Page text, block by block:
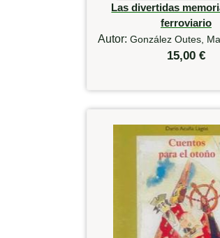
Las divertidas
ferroviario
Autor: González Outes,
15,00 €